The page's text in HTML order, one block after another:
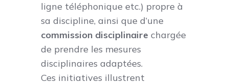
ligne téléphonique etc.) propre à
sa discipline, ainsi que d’une
commission disciplinaire chargée
de prendre les mesures
disciplinaires adaptées.
Ces initiatives illustrent